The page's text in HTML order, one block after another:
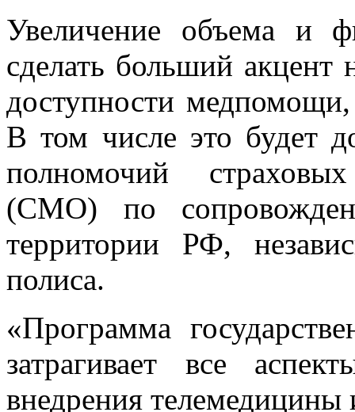
Увеличение объема и
сделать больший акцент
доступности
В том числе это будет
полномочий
(СМО) по
территории РФ,
полиса.
«Программа
затрагивает все
внедрения